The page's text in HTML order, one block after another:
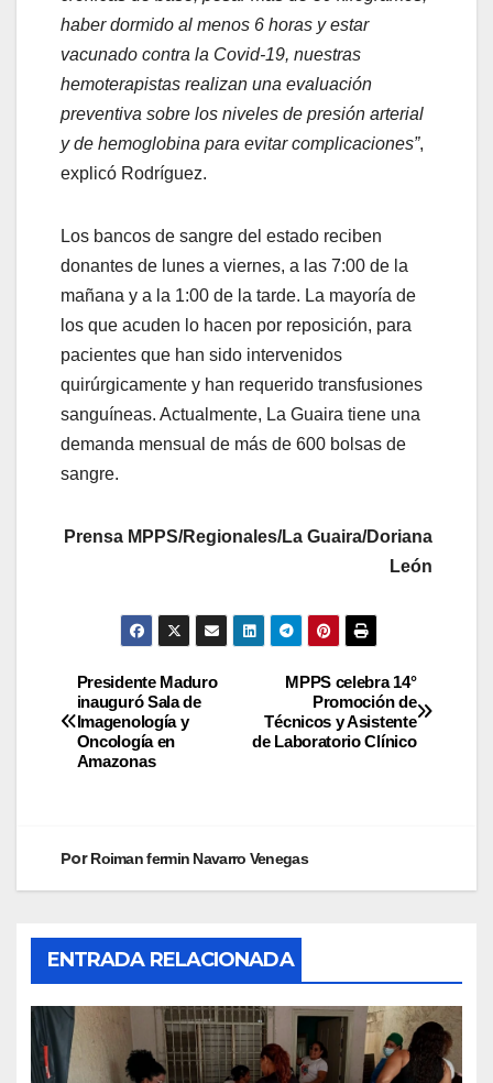
haber dormido al menos 6 horas y estar
vacunado contra la Covid-19, nuestras
hemoterapistas realizan una evaluación
preventiva sobre los niveles de presión arterial
y de hemoglobina para evitar complicaciones”,
explicó Rodríguez.
Los bancos de sangre del estado reciben
donantes de lunes a viernes, a las 7:00 de la
mañana y a la 1:00 de la tarde. La mayoría de
los que acuden lo hacen por reposición, para
pacientes que han sido intervenidos
quirúrgicamente y han requerido transfusiones
sanguíneas. Actualmente, La Guaira tiene una
demanda mensual de más de 600 bolsas de
sangre.
Prensa MPPS/Regionales/La Guaira/Doriana
León
MPPS celebra 14°
Promoción de
Técnicos y Asistente
de Laboratorio Clínico
Presidente Maduro
inauguró Sala de
Imagenología y
Oncología en
Amazonas
PorRoiman fermin Navarro Venegas
ENTRADA RELACIONADA